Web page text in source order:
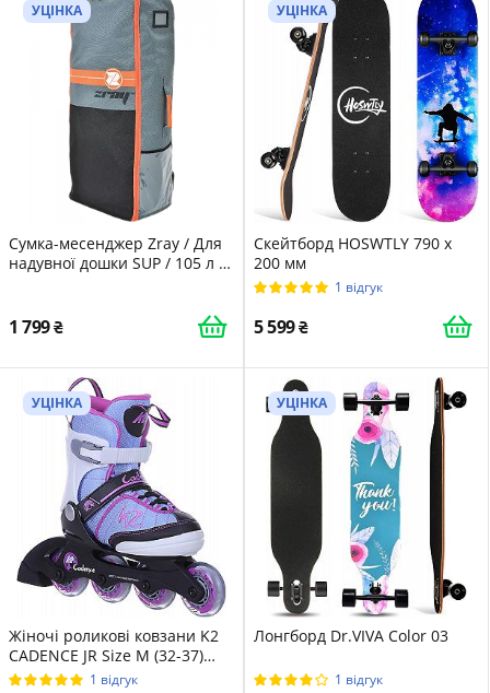
УЦІНКА
Сумка-месенджер Zray / Для
надувної дошки SUP / 105 л /
1 799
УЦІНКА
Скейтборд HOSWTLY 790 x
200 мм
1 відгук
5 599
УЦІНКА
Жіночі роликові ковзани K2
CADENCE JR Size M (32-37)
Blue/Pink
1 відгук
УЦІНКА
Лонгборд Dr.VIVA Color 03
1 відгук